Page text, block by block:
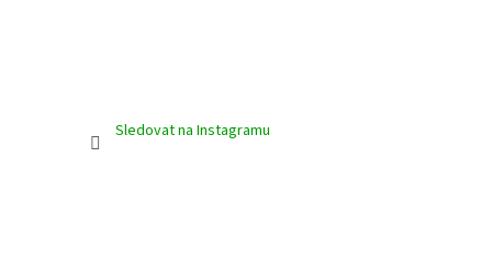
Sledovat na Instagramu